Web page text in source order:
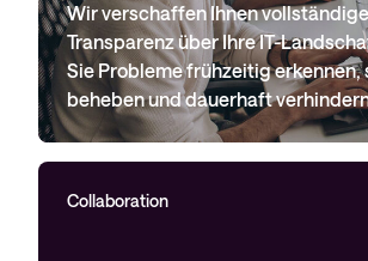
Wir verschaffen Ihnen vollständige
Transparenz über Ihre IT-
Sie Probleme frühzeitig erkennen,
beheben und dauerhaft
Collaboration